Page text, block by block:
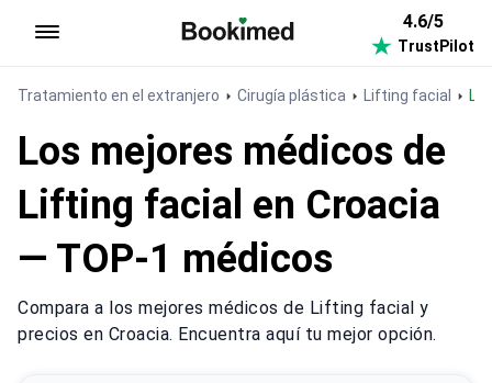
4.6/5
TrustPilot
Tratamiento en el extranjero Cirugía plástica Lifting facial
Los mejores médicos de
Lifting facial en Croacia
— TOP-1 médicos
Compara a los mejores médicos de Lifting facial y
precios en Croacia. Encuentra aquí tu mejor opción.